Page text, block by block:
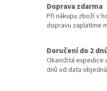
Doprava zdarma
Při nákupu zboží v
dopravu zaplatíme
Doručení do 2
Okamžitá expedice
dnů od data